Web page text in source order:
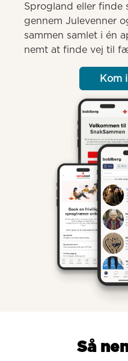
Sprogland eller finde
gennem Julevenner
sammen samlet i én
nemt at finde vej til
Kom
Så